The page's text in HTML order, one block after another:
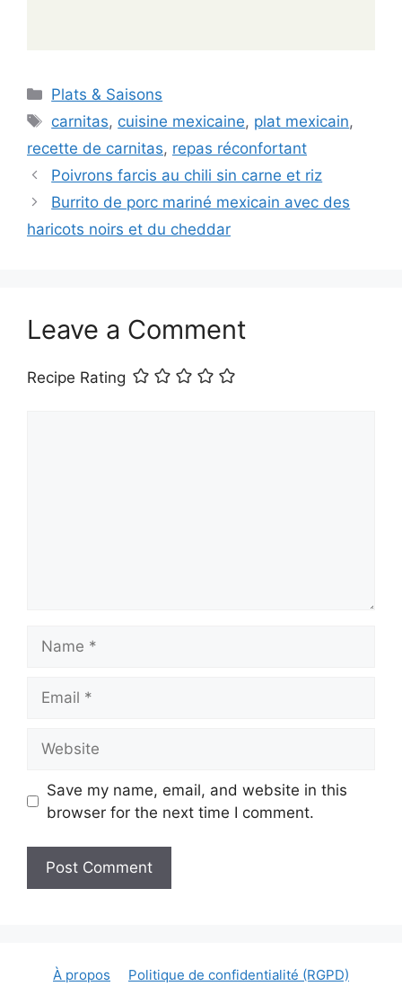
Categories
Plats & Saisons
Tags
carnitas, cuisine mexicaine, plat mexicain,
recette de carnitas, repas réconfortant
Poivrons farcis au chili sin carne et riz
Burrito de porc mariné mexicain avec des
haricots noirs et du cheddar
Leave a Comment
Recipe Rating
Save my name, email, and website in this
browser for the next time I comment.
À propos Politique de confidentialité (RGPD)